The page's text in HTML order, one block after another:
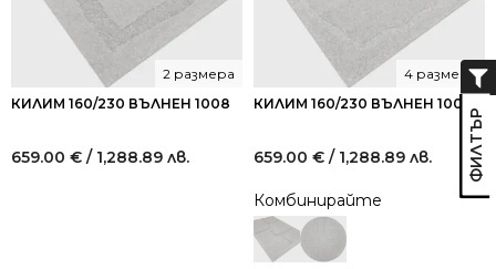
КИЛИМ 160/230 ВЪЛНЕН 1008
2 размера
659.00 € / 1,288.89 лв.
КИЛИМ 160/230 ВЪЛНЕН 1005
4 размера
659.00 € / 1,288.89 лв.
Комбинирайте